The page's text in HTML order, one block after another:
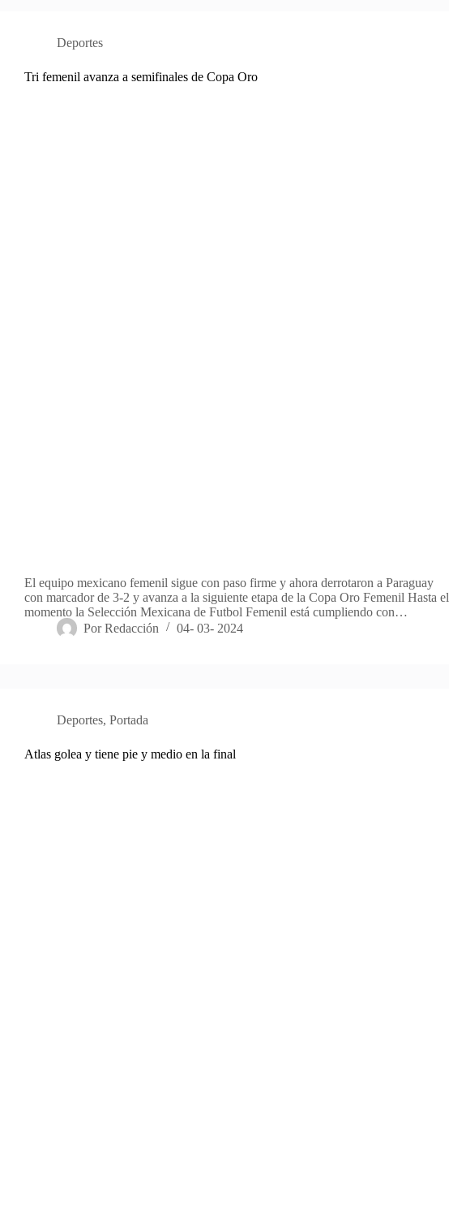
Deportes
Tri femenil avanza a semifinales de Copa Oro
El equipo mexicano femenil sigue con paso firme y ahora derrotaron a Paraguay
con marcador de 3-2 y avanza a la siguiente etapa de la Copa Oro Femenil Hasta el
momento la Selección Mexicana de Futbol Femenil está cumpliendo con…
Por Redacción 04- 03- 2024
Deportes, Portada
Atlas golea y tiene pie y medio en la final